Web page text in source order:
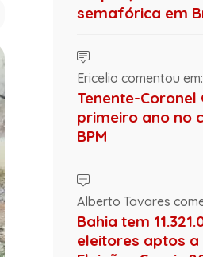
semafórica em
Ericelio comentou em:
Tenente-
primeiro ano no
BPM
Alberto Tavares
Bahia tem
eleitores aptos